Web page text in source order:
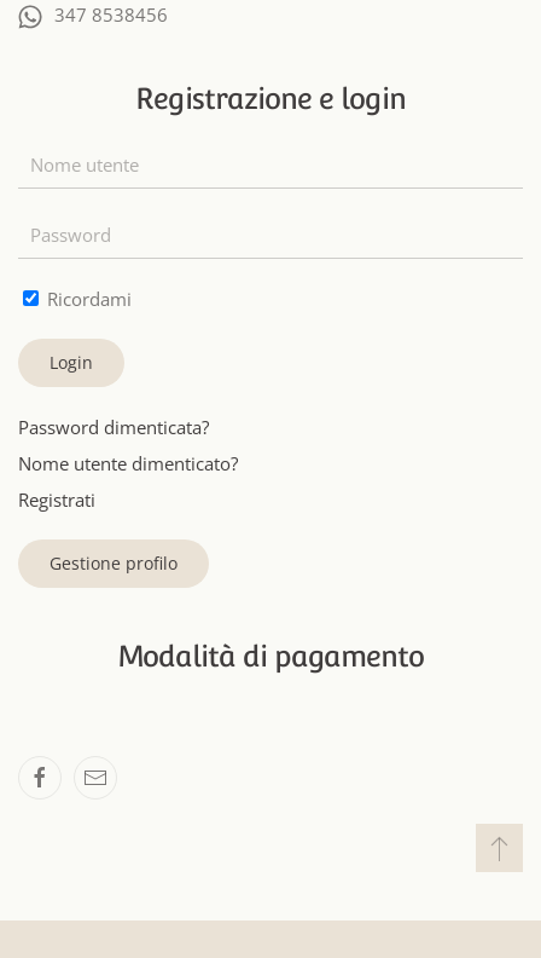
347 8538456
Registrazione e login
Ricordami
Login
Password dimenticata?
Nome utente dimenticato?
Registrati
Gestione profilo
Modalità di pagamento